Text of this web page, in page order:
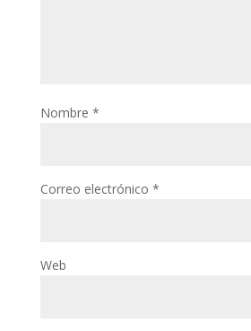
Nombre *
Correo electrónico *
Web